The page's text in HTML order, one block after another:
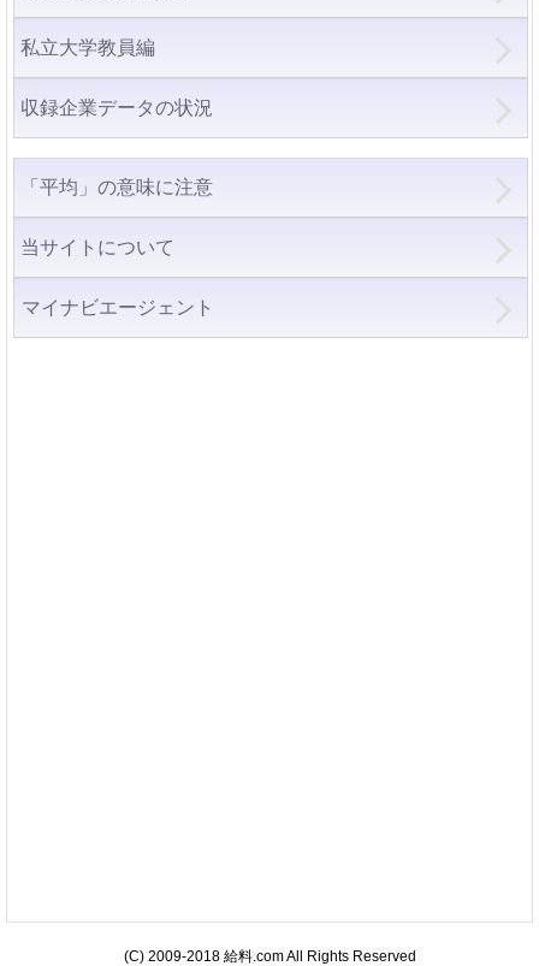
私立大学教員編
収録企業データの状況
「平均」の意味に注意
当サイトについて
マイナビエージェント
(C) 2009-2018 給料.com All Rights Reserved